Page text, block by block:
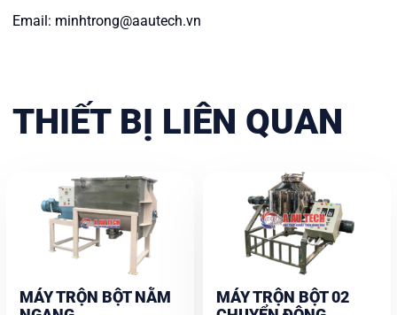
Email: minhtrong@aautech.vn
THIẾT BỊ LIÊN QUAN
MÁY TRỘN BỘT NẰM
MÁY TRỘN BỘT 02